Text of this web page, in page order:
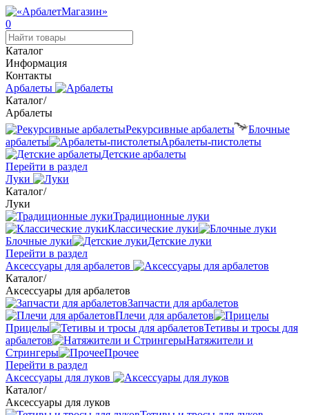
0
Каталог
Информация
Контакты
Арбалеты
Каталог/
Арбалеты
Рекурсивные арбалеты
Блочные
арбалеты
Арбалеты-пистолеты
Детские арбалеты
Перейти в раздел
Луки
Каталог/
Луки
Традиционные луки
Классические луки
Блочные луки
Детские луки
Перейти в раздел
Аксессуары для арбалетов
Каталог/
Аксессуары для арбалетов
Запчасти для арбалетов
Плечи для арбалетов
Прицелы
Тетивы и тросы для
арбалетов
Натяжители и
Стрингеры
Прочее
Перейти в раздел
Аксессуары для луков
Каталог/
Аксессуары для луков